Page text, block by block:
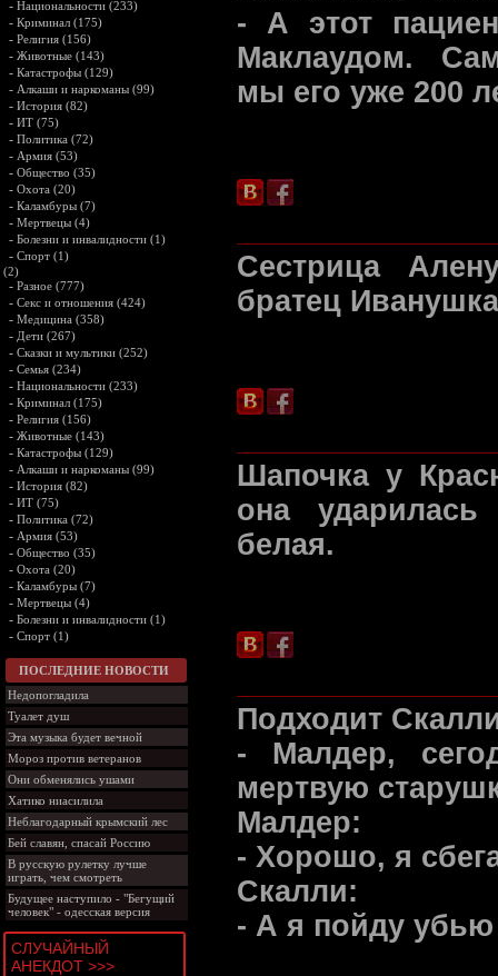
- Национальности (233)
- Криминал (175)
- Религия (156)
- Животные (143)
- Катастрофы (129)
- Алкаши и наркоманы (99)
- История (82)
- ИТ (75)
- Политика (72)
- Армия (53)
- Общество (35)
- Охота (20)
- Каламбуры (7)
- Мертвецы (4)
- Болезни и инвалидности (1)
- Спорт (1)
(2)
- Разное (777)
- Секс и отношения (424)
- Медицина (358)
- Дети (267)
- Сказки и мультики (252)
- Семья (234)
- Национальности (233)
- Криминал (175)
- Религия (156)
- Животные (143)
- Катастрофы (129)
- Алкаши и наркоманы (99)
- История (82)
- ИТ (75)
- Политика (72)
- Армия (53)
- Общество (35)
- Охота (20)
- Каламбуры (7)
- Мертвецы (4)
- Болезни и инвалидности (1)
- Спорт (1)
ПОСЛЕДНИЕ НОВОСТИ
Недопогладила
Туалет душ
Эта музыка будет вечной
Мороз против ветеранов
Они обменялись ушами
Хатико ниасилила
Неблагодарный крымский лес
Бей славян, спасай Россию
В русскую рулетку лучше
играть, чем смотреть
Будущее наступило - "Бегущий
человек" - одесская версия
СЛУЧАЙНЫЙ
АНЕКДОТ >>>
- А этот
Маклаудом.
мы его уже 200
Сестрица
братец
Шапочка у
она
белая.
Подходит
- Малдер,
мертвую
Малдер:
- Хорошо, я
Скалли:
- А я пойду убью